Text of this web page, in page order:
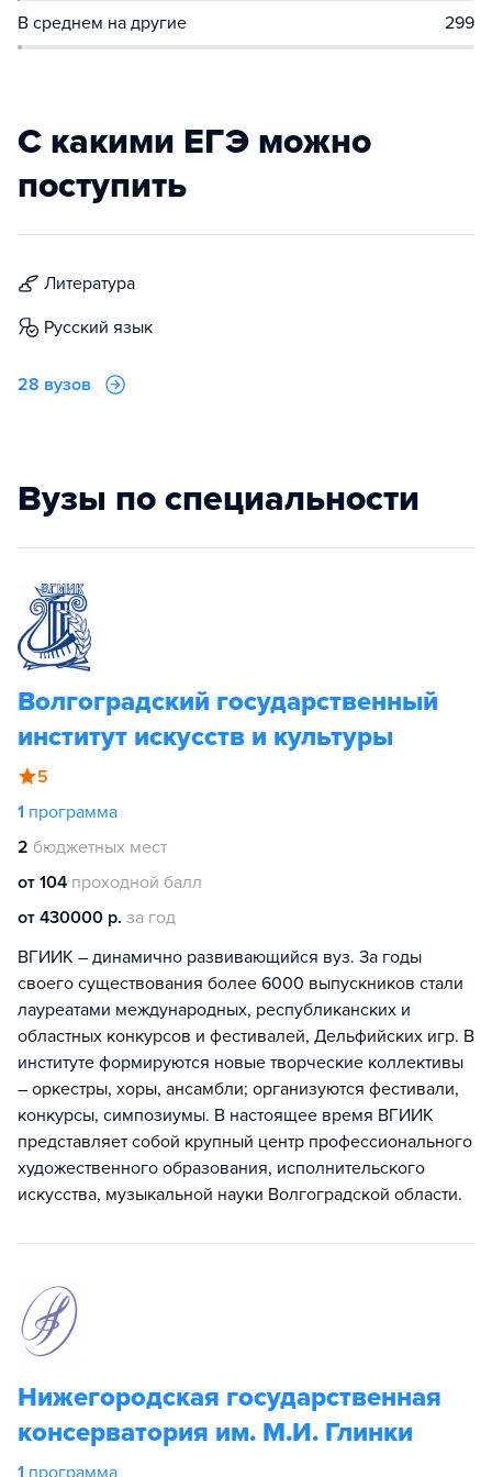
В среднем на другие 299
С какими ЕГЭ можно
поступить
литература
русский язык
28 вузов
Вузы по специальности
Волгоградский государственный
институт искусств и культуры
5
1 программа
2 бюджетных мест
от 104 проходной балл
от 430000 р. за год
ВГИИК – динамично развивающийся вуз. За годы
своего существования более 6000 выпускников стали
лауреатами международных, республиканских и
областных конкурсов и фестивалей, Дельфийских игр. В
институте формируются новые творческие коллективы
– оркестры, хоры, ансамбли; организуются фестивали,
конкурсы, симпозиумы. В настоящее время ВГИИК
представляет собой крупный центр профессионального
художественного образования, исполнительского
искусства, музыкальной науки Волгоградской области.
Нижегородская государственная
консерватория им. М.И. Глинки
1 программа